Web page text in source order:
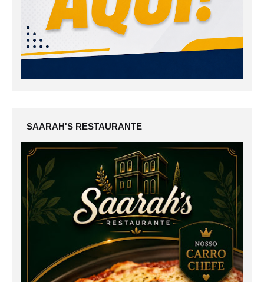
SAARAH'S RESTAURANTE